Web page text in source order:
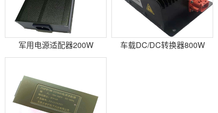
军用电源适配器200W 车载DC/DC转换器800W